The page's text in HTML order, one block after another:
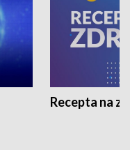
Recepta na